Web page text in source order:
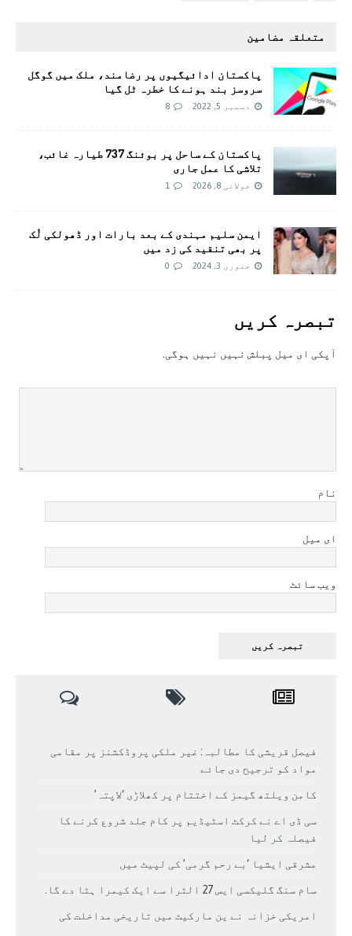
متعلقہ مضامین
پاکستان ادائیگیوں پر رضامند، ملک میں گوگل
سروسز بند ہونے کا خطرہ ٹل گیا
دسمبر 5, 2022 8
پاکستان کے ساحل پر بوئنگ 737 طیارہ غائب،
تلاشی کا عمل جاری
جولائی 8, 2026 1
ایمن سلیم مہندی کے بعد بارات اور ڈھولکی لُک
پر بھی تنقید کی زد میں
جنوری 3, 2024 0
تبصرہ کريں
آپکی ای ميل پبلش نہيں نہيں ہوگی.
نام
ای میل
ویب سائٹ
فیصل قریشی کا مطالبہ: غیر ملکی پروڈکشنز پر مقامی
مواد کو ترجیح دی جائے
کامن ویلتھ گیمز کے اختتام پر کھلاڑی ‘لاپتہ’
سی ڈی اے نے کرکٹ اسٹیڈیم پر کام جلد شروع کرنے کا
فیصلہ کر لیا
مشرقی ایشیا ‘بے رحم گرمی’ کی لپیٹ میں
سام سنگ گلیکسی ایس 27 الٹرا سے ایک کیمرا ہٹا دے گا.
امریکی خزانہ نے ین مارکیٹ میں تاریخی مداخلت کی